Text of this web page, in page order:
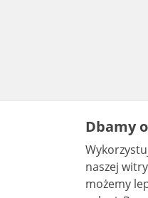
Dbamy
naszej
możemy